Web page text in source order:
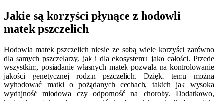
Jakie są korzyści płynące z hodowli
matek pszczelich
Hodowla matek pszczelich niesie ze sobą wiele korzyści zarówno
dla samych pszczelarzy, jak i dla ekosystemu jako całości. Przede
wszystkim, posiadanie własnych matek pozwala na kontrolowanie
jakości genetycznej rodzin pszczelich. Dzięki temu można
wyhodować matki o pożądanych cechach, takich jak wysoka
wydajność miodowa czy odporność na choroby. Dodatkowo,